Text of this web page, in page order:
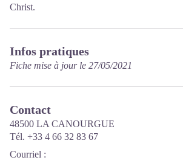
Christ.
Infos pratiques
Fiche mise à jour le 27/05/2021
Contact
48500 LA CANOURGUE
Tél. +33 4 66 32 83 67
Courriel :